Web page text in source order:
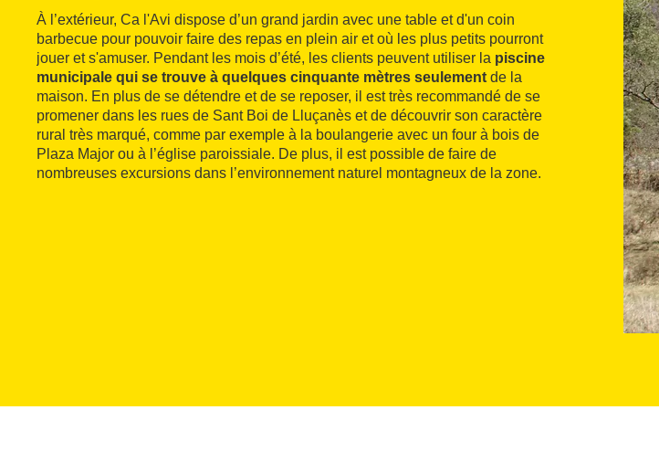
À l’extérieur, Ca l'Avi dispose d’un grand jardin avec une table et d'un coin
barbecue pour pouvoir faire des repas en plein air et où les plus petits pourront
jouer et s'amuser. Pendant les mois d’été, les clients peuvent utiliser la piscine
municipale qui se trouve à quelques cinquante mètres seulement de la
maison. En plus de se détendre et de se reposer, il est très recommandé de se
promener dans les rues de Sant Boi de Lluçanès et de découvrir son caractère
rural très marqué, comme par exemple à la boulangerie avec un four à bois de
Plaza Major ou à l’église paroissiale. De plus, il est possible de faire de
nombreuses excursions dans l’environnement naturel montagneux de la zone.